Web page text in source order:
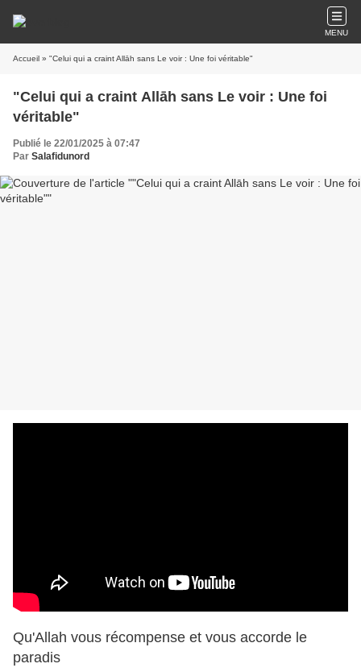
MENU
Accueil » "Celui qui a craint Allāh sans Le voir : Une foi véritable"
"Celui qui a craint Allāh sans Le voir : Une foi
véritable"
Publié le 22/01/2025 à 07:47
Par Salafidunord
Qu'Allah vous récompense et vous accorde le
paradis